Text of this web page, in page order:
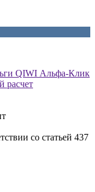
QIWI Альфа-Клик
расчет
со статьей 437